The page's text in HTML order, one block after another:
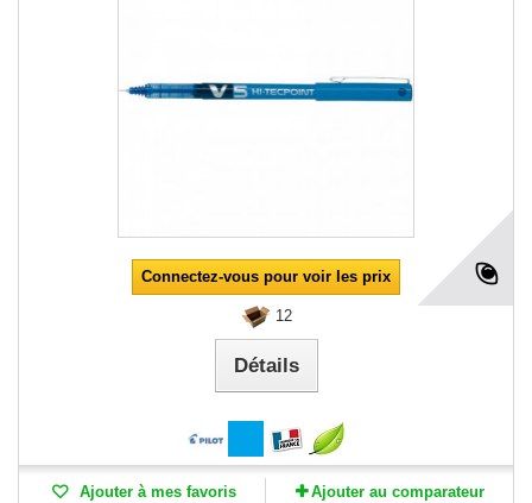
Connectez-vous pour voir les prix
12
Détails
Ajouter à mes favoris Ajouter au comparateur